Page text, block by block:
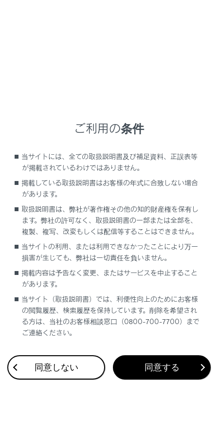
ボンネットを開ける
ウォッシャー液を補充する
エアコンフィルターのお手入れ
合わせて見られているページ
洗車
タイヤの交換
このページは役に立ちましたか？
ご利用の条件
当サイトには、全ての取扱説明書及び補足資料、正誤表等
が掲載されているわけではありません。
掲載している取扱説明書はお客様の年式に合致しない場合
があります。
取扱説明書は、弊社が著作権その他の知的財産権を保有し
ます。弊社の許可なく、取扱説明書の一部または全部を、
複製、複写、改変もしくは配信等することはできません。
当サイトの利用、または利用できなかったことにより万一
損害が生じても、弊社は一切責任を負いません。
掲載内容は予告なく変更、またはサービスを中止すること
があります。
当サイト（取扱説明書）では、利便性向上のためにお客様
の閲覧履歴、検索履歴を保持しています。削除を希望され
る方は、当社のお客様相談窓口（0800-700-7700）まで
ご連絡ください。
同意しない 同意する